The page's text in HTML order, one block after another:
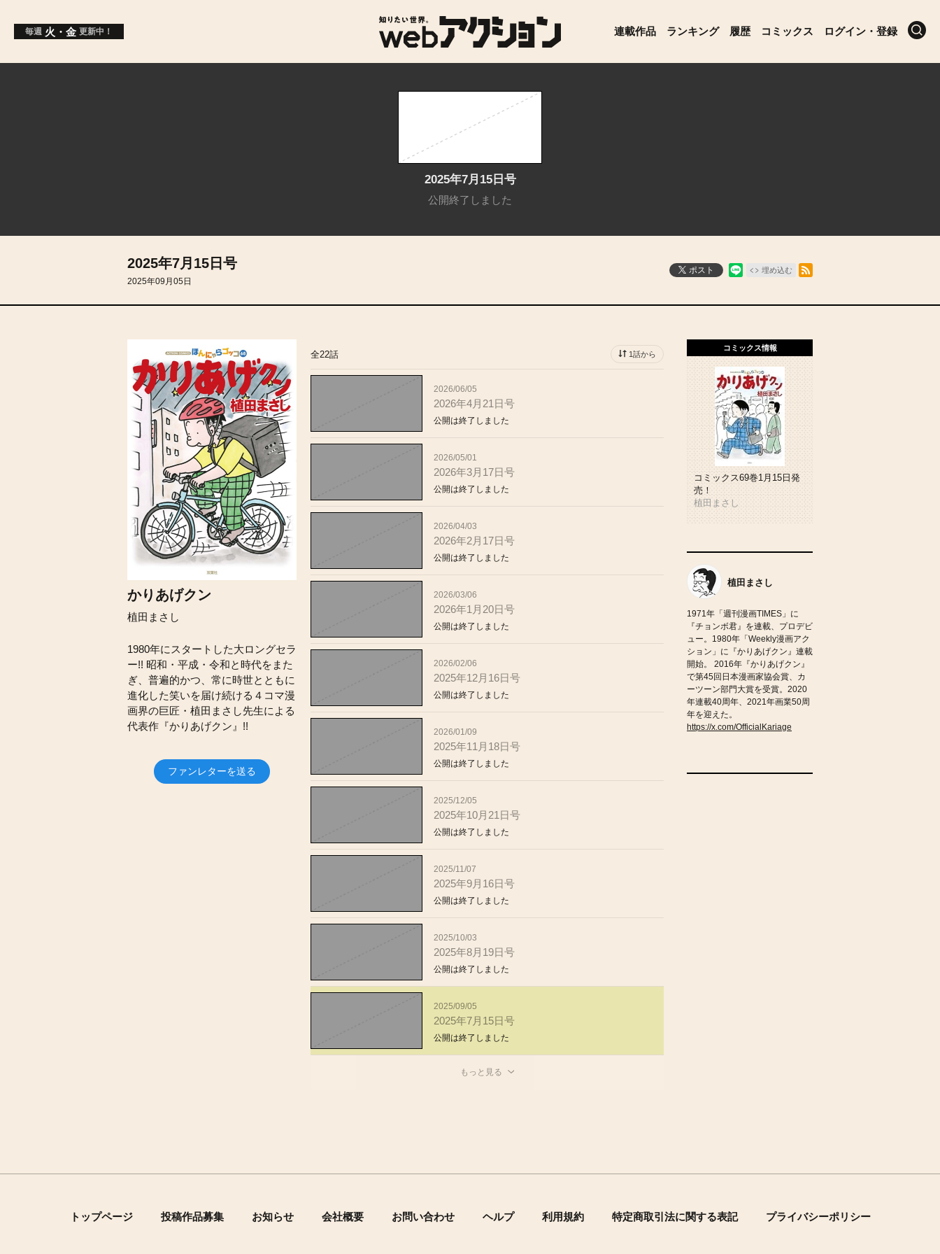
毎週 火・金 更新中！ 連載作品 ランキング 履歴 コミックス ログイン・登録
2025年7月15日号
公開終了しました
2025年7月15日号
2025年09月05日
ポスト 埋め込む
かりあげクン
植田まさし
1980年にスタートした大ロングセラ
ー!! 昭和・平成・令和と時代をまた
ぎ、普遍的かつ、常に時世とともに
進化した笑いを届け続ける４コマ漫
画界の巨匠・植田まさし先生による
代表作『かりあげクン』!!
ファンレターを送る
全22話 1話から
2026/06/05
2026年4月21日号
公開は終了しました
2026/05/01
2026年3月17日号
公開は終了しました
2026/04/03
2026年2月17日号
公開は終了しました
2026/03/06
2026年1月20日号
公開は終了しました
2026/02/06
2025年12月16日号
公開は終了しました
2026/01/09
2025年11月18日号
公開は終了しました
2025/12/05
2025年10月21日号
公開は終了しました
2025/11/07
2025年9月16日号
公開は終了しました
2025/10/03
2025年8月19日号
公開は終了しました
2025/09/05
2025年7月15日号
公開は終了しました
もっと見る
コミックス情報
コミックス69巻1月15日発
売！
植田まさし
植田まさし
1971年「週刊漫画TIMES」に
『チョンボ君』を連載、プロデビ
ュー。1980年「Weekly漫画アク
ション」に『かりあげクン』連載
開始。 2016年『かりあげクン』
で第45回日本漫画家協会賞、カ
ーツーン部門大賞を受賞。2020
年連載40周年、2021年画業50周
年を迎えた。
https://x.com/OfficialKariage
トップページ 投稿作品募集 お知らせ 会社概要 お問い合わせ ヘルプ 利用規約 特定商取引法に関する表記 プライバシーポリシー